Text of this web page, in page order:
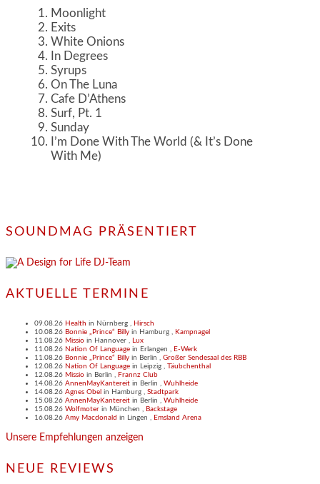
Moonlight
Exits
White Onions
In Degrees
Syrups
On The Luna
Cafe D’Athens
Surf, Pt. 1
Sunday
I’m Done With The World (& It’s Done
With Me)
SOUNDMAG PRÄSENTIERT
AKTUELLE TERMINE
09.08.26 Health in Nürnberg , Hirsch
10.08.26 Bonnie „Prince“ Billy in Hamburg , Kampnagel
11.08.26 Missio in Hannover , Lux
11.08.26 Nation Of Language in Erlangen , E-Werk
11.08.26 Bonnie „Prince“ Billy in Berlin , Großer Sendesaal des RBB
12.08.26 Nation Of Language in Leipzig , Täubchenthal
12.08.26 Missio in Berlin , Frannz Club
14.08.26 AnnenMayKantereit in Berlin , Wuhlheide
14.08.26 Agnes Obel in Hamburg , Stadtpark
15.08.26 AnnenMayKantereit in Berlin , Wuhlheide
15.08.26 Wolfmoter in München , Backstage
16.08.26 Amy Macdonald in Lingen , Emsland Arena
Unsere Empfehlungen anzeigen
NEUE REVIEWS